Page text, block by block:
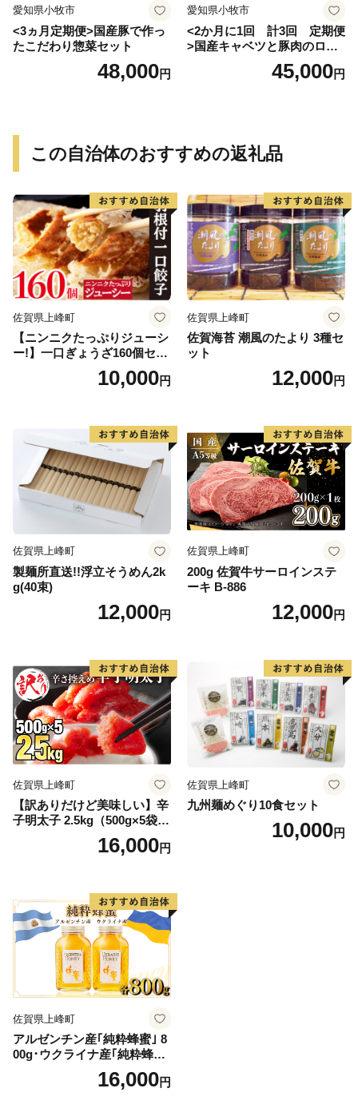
愛知県小牧市
<3ヵ月定期便>国産豚で作っ
たこだわり惣菜セット
48,000円
愛知県小牧市
<2か月に1回 計3回 定期便
>国産キャベツと豚肉のロー
ルキャベツ（6P入り）
45,000円
この自治体のおすすめの返礼品
佐賀県上峰町
【ニンニクたっぷりジューシ
ー!】一口ぎょうざ160個セッ
10,000円
佐賀県上峰町
佐賀海苔 潮風のたより 3種セ
ット
12,000円
佐賀県上峰町
製麺所直送!!浮立そうめん2k
g(40束)
12,000円
佐賀県上峰町
200g 佐賀牛サーロインステ
ーキ B-886
12,000円
佐賀県上峰町
【訳ありだけど美味しい】辛
子明太子 2.5kg（500g×5袋）
16,000円
佐賀県上峰町
九州麺めぐり10食セット
10,000円
佐賀県上峰町
アルゼンチン産｢純粋蜂蜜｣ 8
00g･ウクライナ産｢純粋蜂
16,000円